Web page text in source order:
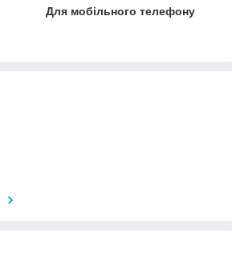
Для мобільного телефону